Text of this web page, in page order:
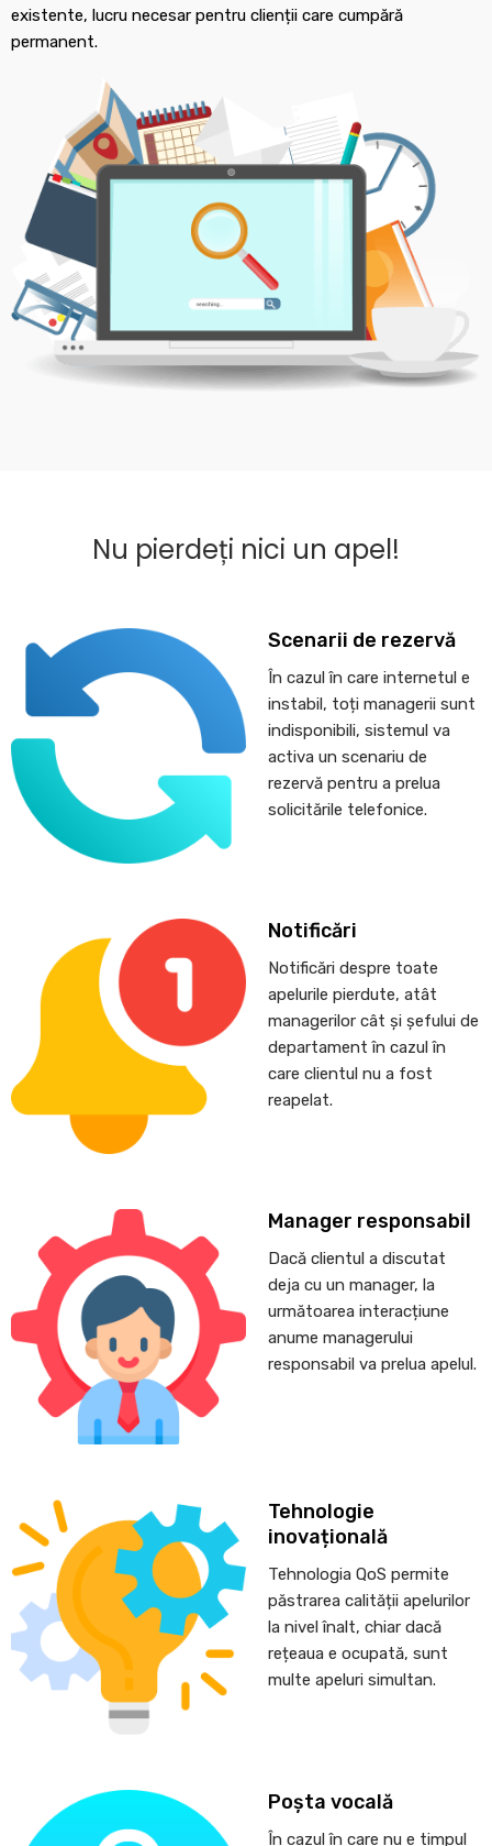
existente, lucru necesar pentru clienții care cumpără
permanent.
Nu pierdeți nici un apel!
Scenarii de rezervă
În cazul în care internetul e
instabil, toți managerii sunt
indisponibili, sistemul va
activa un scenariu de
rezervă pentru a prelua
solicitările telefonice.
Notificări
Notificări despre toate
apelurile pierdute, atât
managerilor cât și șefului de
departament în cazul în
care clientul nu a fost
reapelat.
Manager responsabil
Dacă clientul a discutat
deja cu un manager, la
următoarea interacțiune
anume managerului
responsabil va prelua apelul.
Tehnologie
inovațională
Tehnologia QoS permite
păstrarea calității apelurilor
la nivel înalt, chiar dacă
rețeaua e ocupată, sunt
multe apeluri simultan.
Poșta vocală
În cazul în care nu e timpul